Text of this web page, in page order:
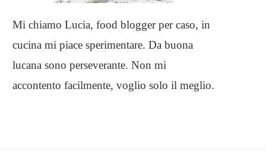
Mi chiamo Lucia, food blogger per caso, in
cucina mi piace sperimentare. Da buona
lucana sono perseverante. Non mi
accontento facilmente, voglio solo il meglio.